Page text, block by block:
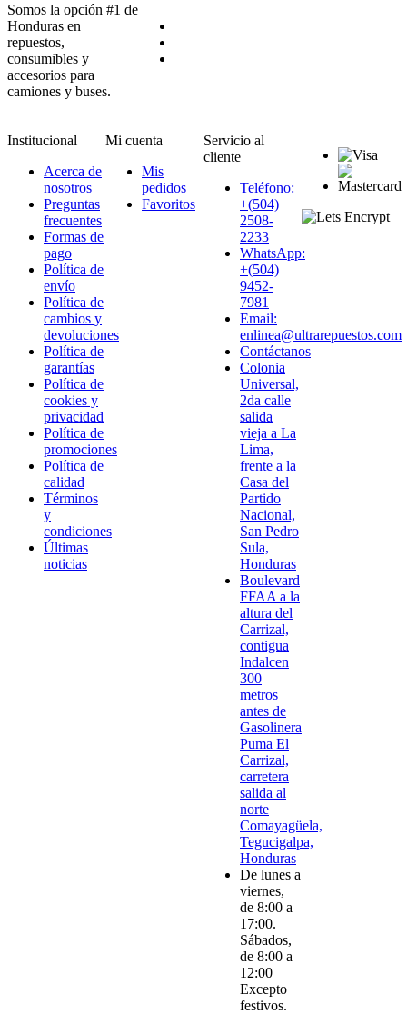
Somos la opción #1 de
Honduras en
repuestos,
consumibles y
accesorios para
camiones y buses.
Institucional
Acerca de
nosotros
Preguntas
frecuentes
Formas de
pago
Política de
envío
Política de
cambios y
devoluciones
Política de
garantías
Política de
cookies y
privacidad
Política de
promociones
Política de
calidad
Términos
y
condiciones
Últimas
noticias
Mi cuenta
Mis
pedidos
Favoritos
Servicio al
cliente
Teléfono:
+(504)
2508-
2233
WhatsApp:
+(504)
9452-
7981
Email:
enlinea@ultrarepuestos.com
Contáctanos
Colonia
Universal,
2da calle
salida
vieja a La
Lima,
frente a la
Casa del
Partido
Nacional,
San Pedro
Sula,
Honduras
Boulevard
FFAA a la
altura del
Carrizal,
contigua
Indalcen
300
metros
antes de
Gasolinera
Puma El
Carrizal,
carretera
salida al
norte
Comayagüela,
Tegucigalpa,
Honduras
De lunes a
viernes,
de 8:00 a
17:00.
Sábados,
de 8:00 a
12:00
Excepto
festivos.